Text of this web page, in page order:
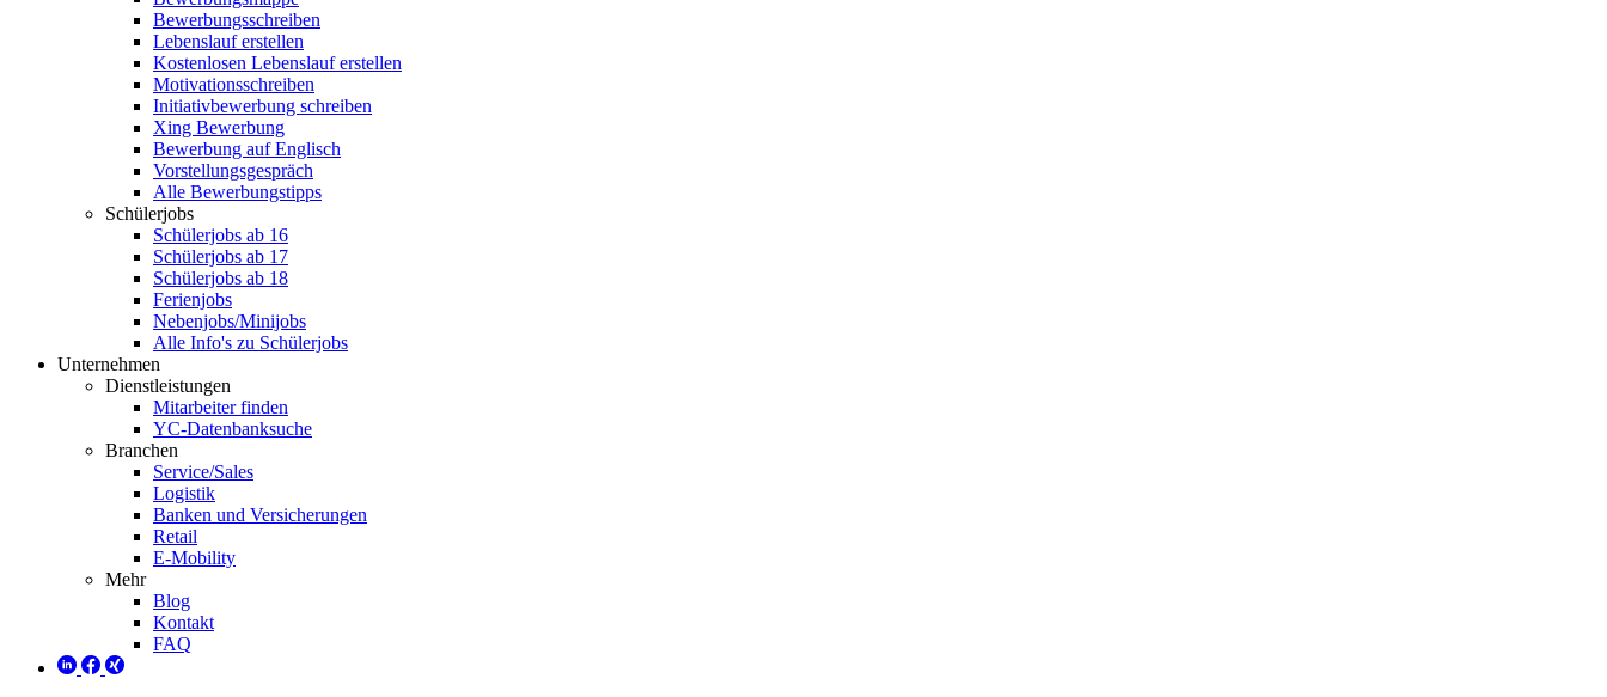
Bewerbungsschreiben
Lebenslauf erstellen
Kostenlosen Lebenslauf erstellen
Motivationsschreiben
Initiativbewerbung schreiben
Xing Bewerbung
Bewerbung auf Englisch
Vorstellungsgespräch
Alle Bewerbungstipps
Schülerjobs
Schülerjobs ab 16
Schülerjobs ab 17
Schülerjobs ab 18
Ferienjobs
Nebenjobs/Minijobs
Alle Info's zu Schülerjobs
Unternehmen
Dienstleistungen
Mitarbeiter finden
YC-Datenbanksuche
Branchen
Service/Sales
Logistik
Banken und Versicherungen
Retail
E-Mobility
Mehr
Blog
Kontakt
FAQ